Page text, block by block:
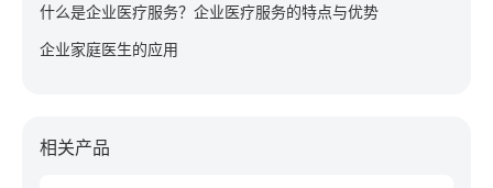
什么是企业医疗服务？企业医疗服务的特点与优势
企业家庭医生的应用
相关产品